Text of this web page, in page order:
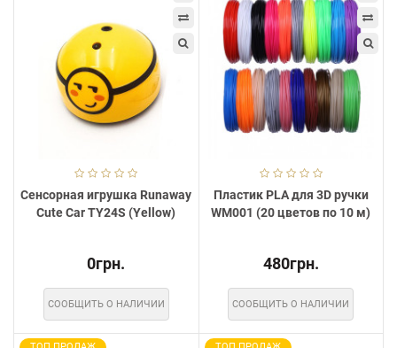
Сенсорная игрушка Runaway
Cute Car TY24S (Yellow)
0грн.
СООБЩИТЬ О НАЛИЧИИ
Пластик PLA для 3D ручки
WM001 (20 цветов по 10 м)
480грн.
СООБЩИТЬ О НАЛИЧИИ